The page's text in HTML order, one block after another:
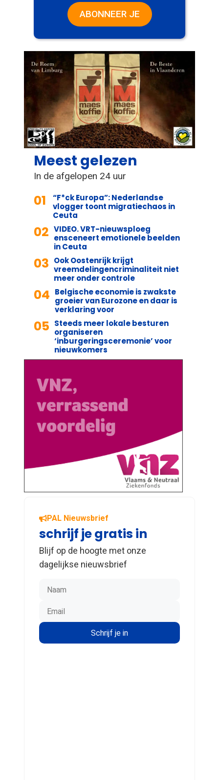
ABONNEER JE
Meest gelezen
In de afgelopen 24 uur
01
“F*ck Europa”: Nederlandse
vlogger toont migratiechaos in
Ceuta
02 VIDEO. VRT-nieuwsploeg
ensceneert emotionele beelden
in Ceuta
03 Ook Oostenrijk krijgt
vreemdelingencriminaliteit niet
meer onder controle
04 Belgische economie is zwakste
groeier van Eurozone en daar is
verklaring voor
05 Steeds meer lokale besturen
organiseren
‘inburgeringsceremonie’ voor
nieuwkomers
PAL Nieuwsbrief
schrijf je gratis in
Blijf op de hoogte met onze
dagelijkse nieuwsbrief